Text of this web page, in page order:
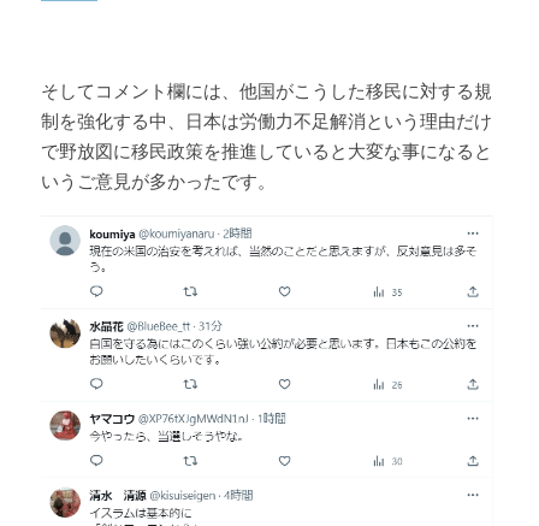
そしてコメント欄には、他国がこうした移民に対する規
制を強化する中、日本は労働力不足解消という理由だけ
で野放図に移民政策を推進していると大変な事になると
いうご意見が多かったです。